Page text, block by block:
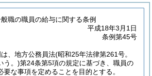
職の職員の給与に関する条例
平成18年3月1日
条例第45号
、地方公務員法(昭和25年法律第261号。
う。)第24条第5項の規定に基づき、職員の
要な事項を定めることを目的とする。